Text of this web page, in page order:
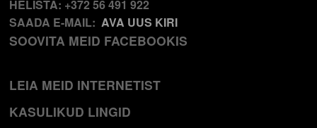
HELISTA: +372 56 491 922
SAADA E-MAIL:AVA UUS KIRI
SOOVITA MEID FACEBOOKIS
LEIA MEID INTERNETIST
KASULIKUD LINGID